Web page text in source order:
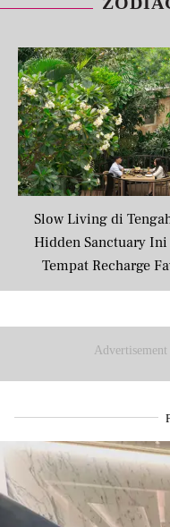
Slow Living di
Hidden Sanctuary Ini
Tempat Recharge
Share to others
Pinterest
Mail